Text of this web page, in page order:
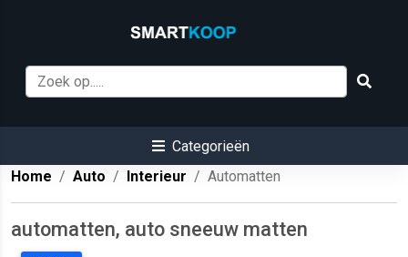
Categorieën
Home
Auto Interieur Automatten
automatten, auto sneeuw matten